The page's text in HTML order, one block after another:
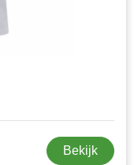
Bekijk